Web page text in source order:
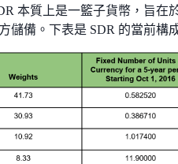
本質上是一籃子貨幣，旨在
儲備。下表是 SDR 的當前構